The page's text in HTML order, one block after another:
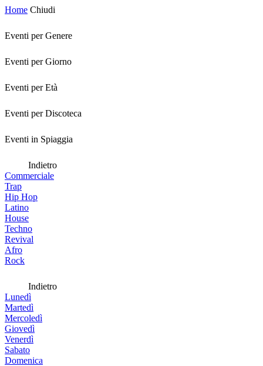
Home Chiudi
Eventi per Genere
Eventi per Giorno
Eventi per Età
Eventi per Discoteca
Eventi in Spiaggia
Indietro
Commerciale
Trap
Hip Hop
Latino
House
Techno
Revival
Afro
Rock
Indietro
Lunedì
Martedì
Mercoledì
Giovedì
Venerdì
Sabato
Domenica